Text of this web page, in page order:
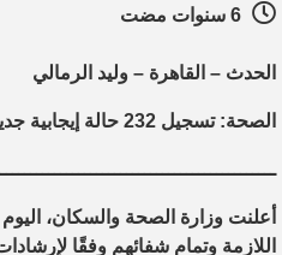
الحدث – القاهرة – وليد الرمالي
الصحة: تسجيل 232 حالة إيجابية جديدة لفيروس كورونا.. و 14 حالة وفاة
اللازمة وتمام شفائهم وفقًا لإرشادات